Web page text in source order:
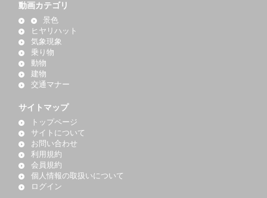
動画カテゴリ
景色
ヒヤリハット
気象現象
乗り物
動物
建物
交通マナー
サイトマップ
トップページ
サイトについて
お問い合わせ
利用規約
会員規約
個人情報の取扱いについて
ログイン